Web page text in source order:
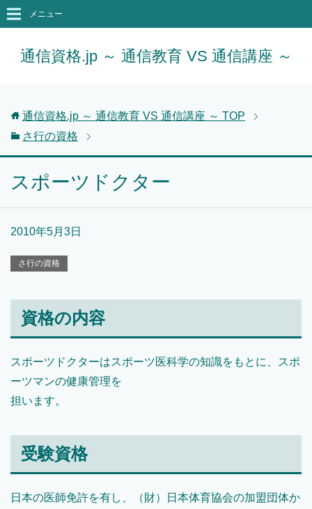
通信資格.jp ～ 通信教育 VS 通信講座 ～
メニュー
通信資格.jp ～ 通信教育 VS 通信講座 ～ TOP
さ行の資格
スポーツドクター
2010年5月3日
さ行の資格
資格の内容
スポーツドクターはスポーツ医科学の知識をもとに、スポ
ーツマンの健康管理を
担います。
受験資格
日本の医師免許を有し、（財）日本体育協会の加盟団体か